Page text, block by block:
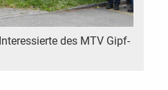
des MTV Gipf-